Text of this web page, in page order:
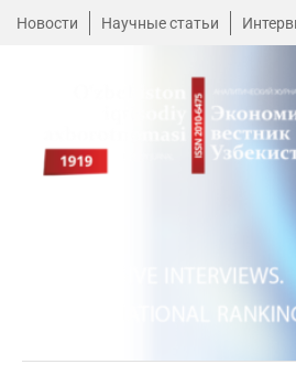
Новости Научные статьи